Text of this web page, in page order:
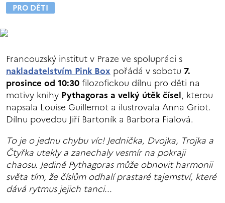
PRO DĚTI
Francouzský institut v Praze ve spolupráci s
nakladatelstvím Pink Box pořádá v sobotu 7.
prosince od 10:30filozofickou dílnu pro děti na
motivy knihy Pythagoras a velký útěk čísel, kterou
napsala Louise Guillemot a ilustrovala Anna Griot.
Dílnu povedou Jiří Bartoník a Barbora Fialová.
To je o jednu chybu víc! Jednička, Dvojka, Trojka a
Čtyřka utekly a zanechaly vesmír na pokraji
chaosu. Jedině Pythagoras může obnovit harmonii
světa tím, že číslům odhalí prastaré tajemství, které
dává rytmus jejich tanci...